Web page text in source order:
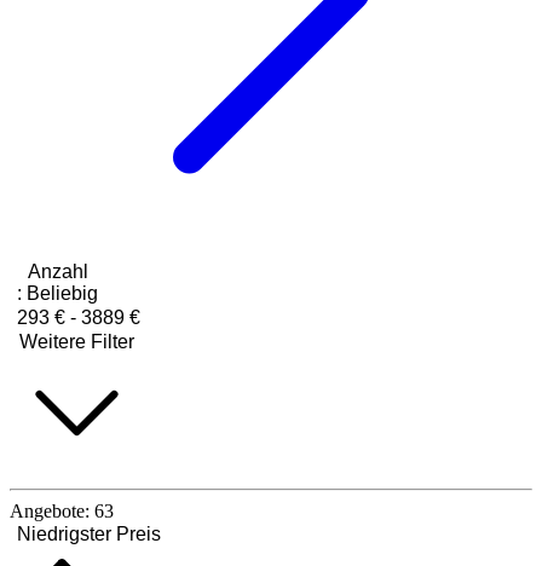
Anzahl
: Beliebig
293 € - 3889 €
Weitere Filter
Angebote: 63
Niedrigster Preis